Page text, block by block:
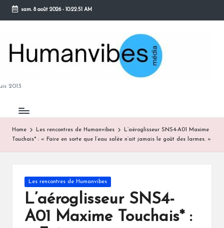
Skip
content
sam. 8 août 2026- 10:22:52 AM
2013
Home Les rencontres de Humanvibes
L’aéroglisseur SNS4-A01 Maxime
Touchais* : « Faire en sorte que l’eau salée n’ait jamais le goût des larmes. »
Posted
in
Les rencontres de Humanvibes
L’aéroglisseur SNS4-
A01 Maxime Touchais* :